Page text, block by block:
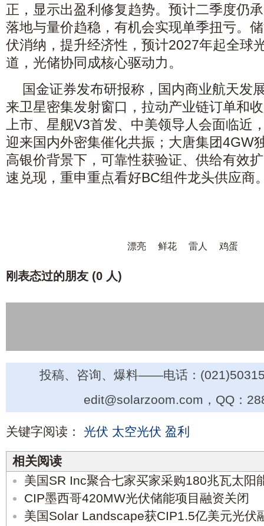
正，显示出盈利修复趋势。预计二季度仍
落地与量价趋稳，有机会实现单季扭亏。
伏消纳，提升经济性，预计2027年起全球
道，光储协同成核心驱动力。
国金证券发布研报称，国内商业航天发
来卫星密集发射窗口，拉动产业链订单和
上市、星舰V3首发、中美领导人会面临近
迎来国内外密集催化共振；大唐集团4GW
高银价背景下，可靠性获验证、供给有效
速兑现，重申重点看好BC组件龙头供应商
漂亮 鲜花 雷人 鸡蛋
刚表态过的朋友 (0 人)
投稿、咨询、爆料——电话：
edit@solarzoom.com，QQ：
关键字阅读： 光伏 太空光伏 盈利
相关阅读
美国SR Inc聚合七家买家采购180兆瓦太阳
CIP墨西哥420MW光伏储能项目融资关闭
美国Solar Landscape获CIP1.5亿美元光伏